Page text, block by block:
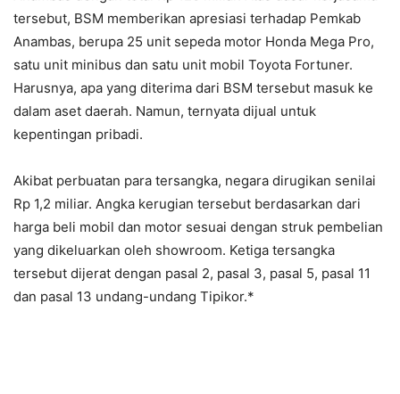
tersebut, BSM memberikan apresiasi terhadap Pemkab
Anambas, berupa 25 unit sepeda motor Honda Mega Pro,
satu unit minibus dan satu unit mobil Toyota Fortuner.
Harusnya, apa yang diterima dari BSM tersebut masuk ke
dalam aset daerah. Namun, ternyata dijual untuk
kepentingan pribadi.
Akibat perbuatan para tersangka, negara dirugikan senilai
Rp 1,2 miliar. Angka kerugian tersebut berdasarkan dari
harga beli mobil dan motor sesuai dengan struk pembelian
yang dikeluarkan oleh showroom. Ketiga tersangka
tersebut dijerat dengan pasal 2, pasal 3, pasal 5, pasal 11
dan pasal 13 undang-undang Tipikor.*